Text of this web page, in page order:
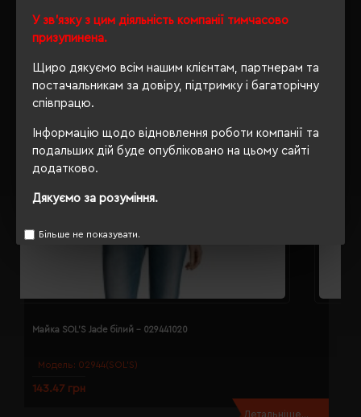
У зв'язку з цим діяльність компанії тимчасово
призупинена.
Щиро дякуємо всім нашим клієнтам, партнерам та
постачальникам за довіру, підтримку і багаторічну
співпрацю.
Інформацію щодо відновлення роботи компанії та
подальших дій буде опубліковано на цьому сайті
додатково.
Дякуємо за розуміння.
Більше не показувати.
Модель: 02944(SOL’S)
Майка SOL'S Jade білий - 029441020
143.47 грн
Детальніше...